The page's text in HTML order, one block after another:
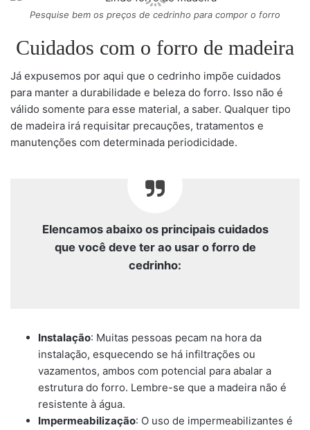
Pesquise bem os preços de cedrinho para compor o forro
Cuidados com o forro de madeira
Já expusemos por aqui que o cedrinho impõe cuidados
para manter a durabilidade e beleza do forro. Isso não é
válido somente para esse material, a saber. Qualquer tipo
de madeira irá requisitar precauções, tratamentos e
manutenções com determinada periodicidade.
Elencamos abaixo os principais cuidados
que você deve ter ao usar o forro de
cedrinho:
Instalação: Muitas pessoas pecam na hora da
instalação, esquecendo se há infiltrações ou
vazamentos, ambos com potencial para abalar a
estrutura do forro. Lembre-se que a madeira não é
resistente à água.
Impermeabilização: O uso de impermeabilizantes é